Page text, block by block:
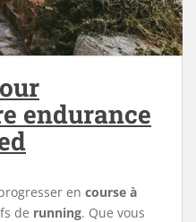
endurance
en course à
de running. Que vous